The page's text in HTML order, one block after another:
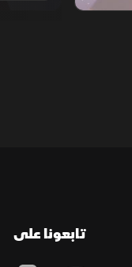
تابعونا على